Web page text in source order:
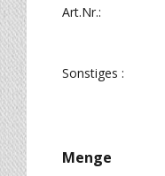
Art.Nr.:
Sonstiges :
Menge